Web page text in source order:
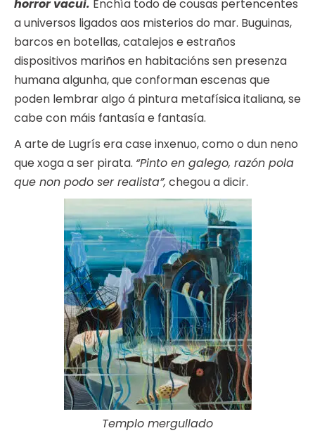
horror vacui. Enchía todo de cousas pertencentes
a universos ligados aos misterios do mar. Buguinas,
barcos en botellas, catalejos e estraños
dispositivos mariños en habitacións sen presenza
humana algunha, que conforman escenas que
poden lembrar algo á pintura metafísica italiana, se
cabe con máis fantasía e fantasía.
A arte de Lugrís era case inxenuo, como o dun neno
que xoga a ser pirata. “Pinto en galego, razón pola
que non podo ser realista”, chegou a dicir.
Templo mergullado